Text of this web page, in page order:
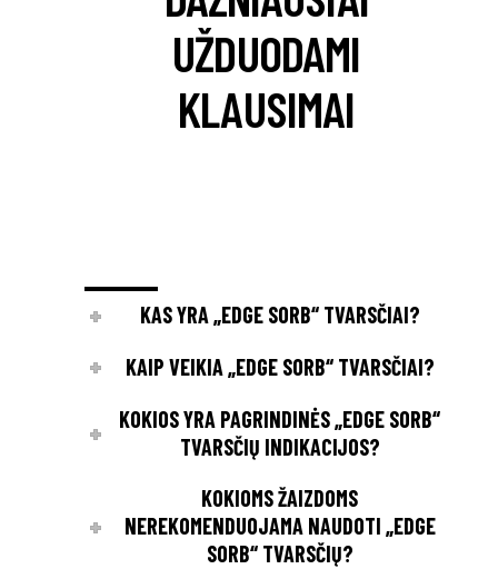
UŽDUODAMI
KLAUSIMAI
KAS YRA „EDGE SORB“ TVARSČIAI?
KAIP VEIKIA „EDGE SORB“ TVARSČIAI?
KOKIOS YRA PAGRINDINĖS „EDGE SORB“
TVARSČIŲ INDIKACIJOS?
KOKIOMS ŽAIZDOMS
NEREKOMENDUOJAMA NAUDOTI „EDGE
SORB“ TVARSČIŲ?